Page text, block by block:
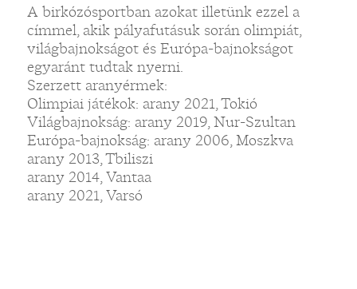
A birkózósportban azokat illetünk ezzel a
címmel, akik pályafutásuk során olimpiát,
világbajnokságot és Európa-bajnokságot
egyaránt tudtak nyerni.
Szerzett aranyérmek:
Olimpiai játékok: arany 2021, Tokió
Világbajnokság: arany 2019, Nur-Szultan
Európa-bajnokság: arany 2006, Moszkva
arany 2013, Tbiliszi
arany 2014, Vantaa
arany 2021, Varsó